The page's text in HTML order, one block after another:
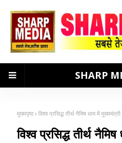
SHARP
मुख्यपृष्ठ विश्व प्रसिद्ध तीर्थ नैमिष धाम में
विश्व प्रसिद्ध तीर्थ